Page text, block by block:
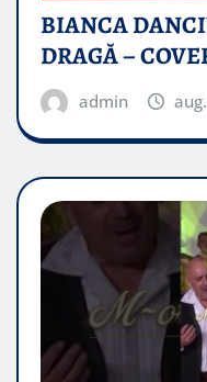
BIANCA
DRAGĂ –
admin